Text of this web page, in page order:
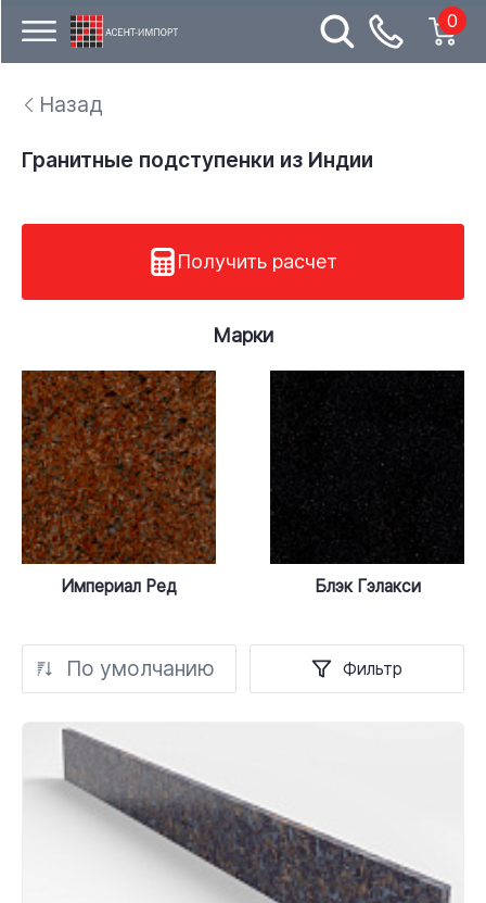
0
Назад
Гранитные подступенки из Индии
Получить расчет
Марки
Империал Ред Блэк Гэлакси
По умолчанию Фильтр